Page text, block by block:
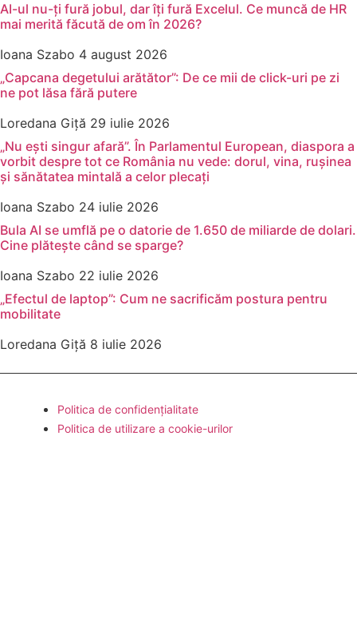
AI-ul nu-ți fură jobul, dar îți fură Excelul. Ce muncă de HR
mai merită făcută de om în 2026?
Ioana Szabo 4 august 2026
„Capcana degetului arătător”: De ce mii de click-uri pe zi
ne pot lăsa fără putere
Loredana Giță 29 iulie 2026
„Nu ești singur afară”. În Parlamentul European, diaspora a
vorbit despre tot ce România nu vede: dorul, vina, rușinea
și sănătatea mintală a celor plecați
Ioana Szabo 24 iulie 2026
Bula AI se umflă pe o datorie de 1.650 de miliarde de dolari.
Cine plătește când se sparge?
Ioana Szabo 22 iulie 2026
„Efectul de laptop”: Cum ne sacrificăm postura pentru
mobilitate
Loredana Giță 8 iulie 2026
Politica de confidențialitate
Politica de utilizare a cookie-urilor